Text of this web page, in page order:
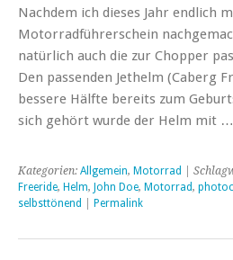
Nachdem ich dieses Jahr endlich
Motorradführerschein
natürlich auch die zur Chopper
Den passenden Jethelm (Caberg
bessere Hälfte bereits zum
sich gehört wurde der Helm mit …
Kategorien: Allgemein, Motorrad |
Freeride, Helm, John Doe, Motorrad,
selbsttönend
Permalink